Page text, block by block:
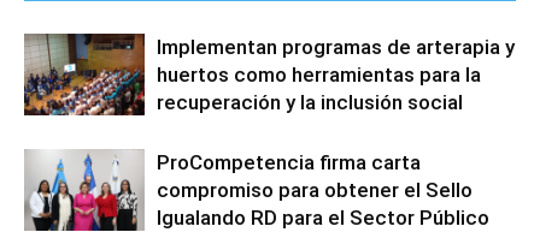
Implementan programas de arterapia y
huertos como herramientas para la
recuperación y la inclusión social
ProCompetencia firma carta
compromiso para obtener el Sello
Igualando RD para el Sector Público